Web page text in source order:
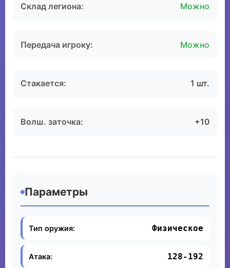
Склад легиона: Можно
Передача игроку: Можно
Стакается: 1 шт.
Волш. заточка: +10
Параметры
Тип оружия: Физическое
Атака: 128-192